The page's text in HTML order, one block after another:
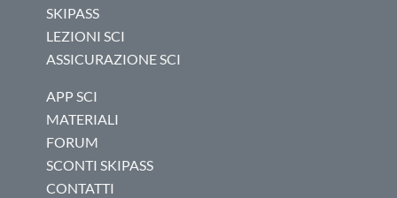
SKIPASS
LEZIONI SCI
ASSICURAZIONE SCI
APP SCI
MATERIALI
FORUM
SCONTI SKIPASS
CONTATTI